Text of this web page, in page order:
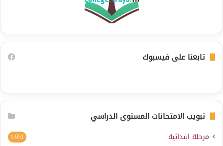
تابعنا على فيسبوك
تبويب الامتحانات المستوى الدراسي
مرحلة ابتدائية 1٬951